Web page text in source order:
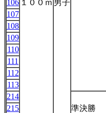
１００ｍ 男子
106
107
108
109
110
111
112
113
214
準決勝
215